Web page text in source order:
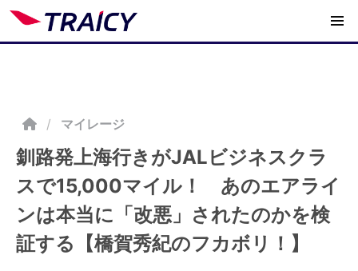
/ マイレージ
釧路発上海行きがJALビジネスクラ
スで15,000マイル！ あのエアライ
ンは本当に「改悪」されたのかを検
証する【橋賀秀紀のフカボリ！】